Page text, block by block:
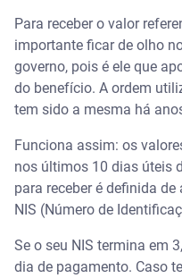
Para receber o valor
importante ficar de olho
governo, pois é ele que
do benefício. A ordem
tem sido a mesma há
Funciona assim: os
nos últimos 10 dias úteis
para receber é definida
NIS (Número de
Se o seu NIS termina em
dia de pagamento. Caso